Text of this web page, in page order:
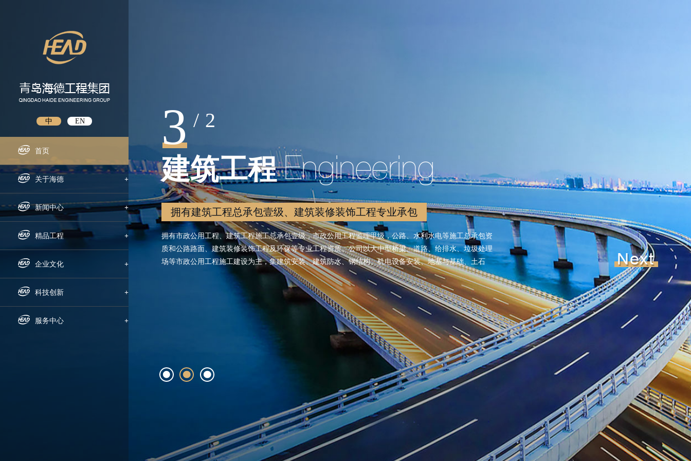
中 EN
首页
关于海德 +
企业概况
组织机构
下属公司
发展历程
荣誉资质
新闻中心 +
企业新闻
通知公告
招标信息
媒体聚焦
精品工程 +
国内工程
海外工程
企业文化 +
企业文化
员工风采
科技创新 +
科研动态
服务中心 +
3 / 2
建筑工程 Engineering
拥有建筑工程总承包壹级、建筑装修装饰工程专业承包
拥有市政公用工程、建筑工程施工总承包壹级，市政公用工程监理甲级，公路、水利水电等施工总承包资
质和公路路面、建筑装修装饰工程及环保等专业工程资质。公司以大中型桥梁、道路、给排水、垃圾处理
场等市政公用工程施工建设为主，集建筑安装、建筑防水、钢结构、机电设备安装、地基与基础、土石
方、隧道、公路、铁路、园林绿化等工程建设和建筑材料销售、货物进出口、技术进出口、生态科技等业